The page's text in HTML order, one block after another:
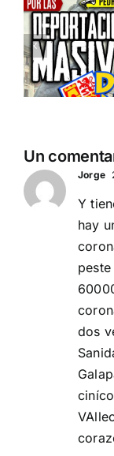
EN
Un
Jorge
Y
hay
dos